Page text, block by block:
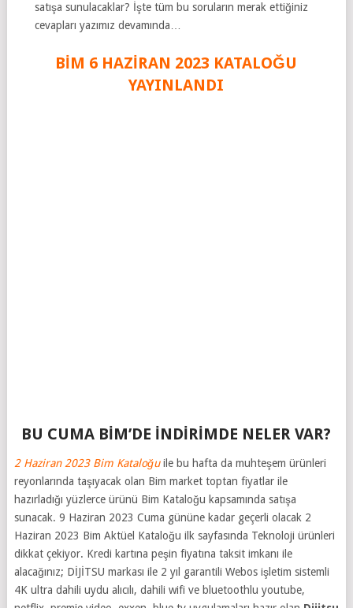
satışa sunulacaklar? İşte tüm bu soruların merak ettiğiniz
cevapları yazımız devamında…
BİM 6 HAZİRAN 2023 KATALOĞU
YAYINLANDI
BU CUMA BİM’DE İNDİRİMDE NELER VAR?
2 Haziran 2023 Bim Kataloğuile bu hafta da muhteşem ürünleri
reyonlarında taşıyacak olan Bim market toptan fiyatlar ile
hazırladığı yüzlerce ürünü Bim Kataloğu kapsamında satışa
sunacak. 9 Haziran 2023 Cuma gününe kadar geçerli olacak 2
Haziran 2023 Bim Aktüel Kataloğu ilk sayfasında Teknoloji ürünleri
dikkat çekiyor. Kredi kartına peşin fiyatına taksit imkanı ile
alacağınız; DİJİTSU markası ile 2 yıl garantili Webos işletim sistemli
4K ultra dahili uydu alıcılı, dahili wifi ve bluetoothlu youtube,